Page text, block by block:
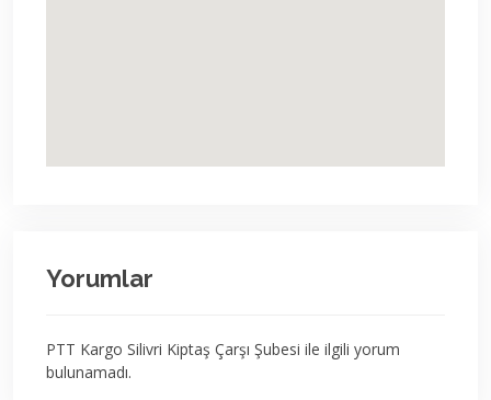
Yorumlar
PTT Kargo Silivri Kiptaş Çarşı Şubesi ile ilgili yorum
bulunamadı.